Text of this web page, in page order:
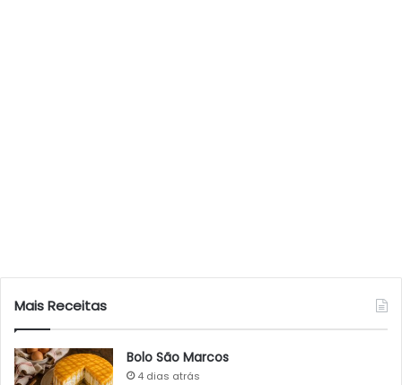
Mais Receitas
Bolo São Marcos
4 dias atrás